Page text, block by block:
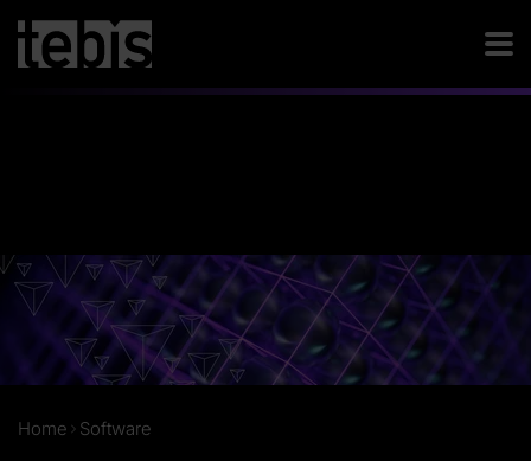
Home Software